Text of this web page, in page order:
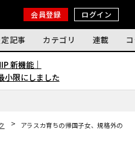
会員登録 ログイン
記事 カテゴリ 連載
新機能｜
小限にしました
アラスカ育ちの帰国子女、規格外のス